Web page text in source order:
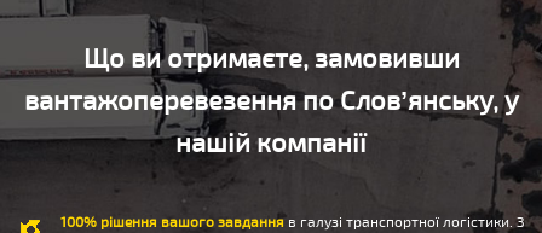
Що ви отримаєте, замовивши
вантажоперевезення по Слов’янську, у
нашій компанії
100% рішення вашого завданняв галузі транспортної логістики. З